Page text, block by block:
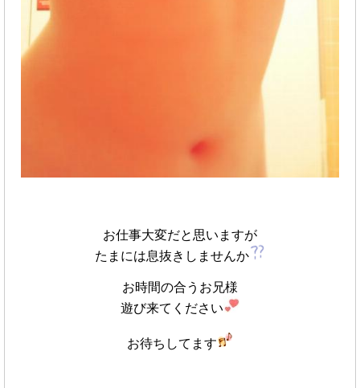
お仕事大変だと思いますが
たまには息抜きしませんか
お時間の合うお兄様
遊び来てください
お待ちしてます